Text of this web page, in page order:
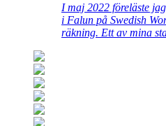
I maj 2022 föreläste
i Falun på Swedish
räkning. Ett av mina